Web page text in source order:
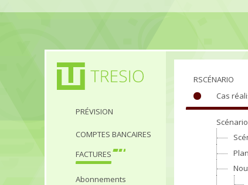
PRÉVISION
COMPTES BANCAIRES
FACTURES
Abonnements
RSCÉNARIO
Cas